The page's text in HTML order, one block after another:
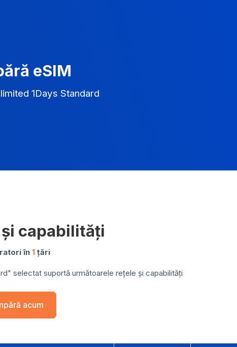
eSIM
1Days Standard
capabilități
în 1 țări
selectat suportă următoarele rețele și capabilități
acum